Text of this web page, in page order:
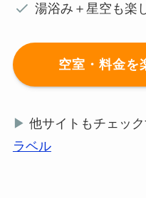
湯浴み＋星空も楽
空室・料金を
▶ 他サイトもチェック
ラベル